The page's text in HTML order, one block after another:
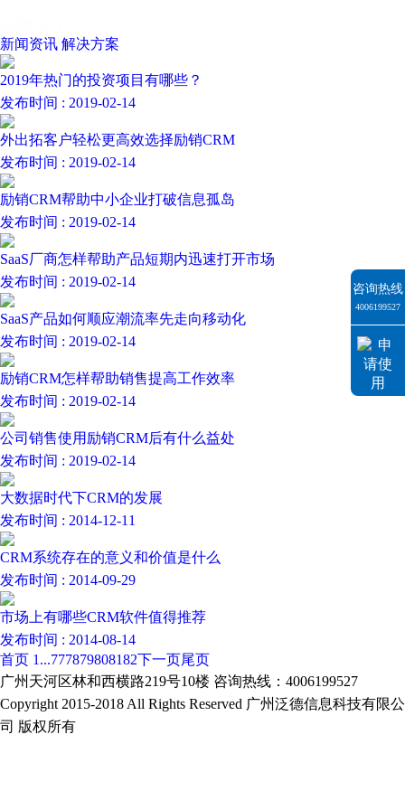
新闻资讯 解决方案
2019年热门的投资项目有哪些？
发布时间 : 2019-02-14
外出拓客户轻松更高效选择励销CRM
发布时间 : 2019-02-14
励销CRM帮助中小企业打破信息孤岛
发布时间 : 2019-02-14
SaaS厂商怎样帮助产品短期内迅速打开市场
发布时间 : 2019-02-14
SaaS产品如何顺应潮流率先走向移动化
发布时间 : 2019-02-14
励销CRM怎样帮助销售提高工作效率
发布时间 : 2019-02-14
公司销售使用励销CRM后有什么益处
发布时间 : 2019-02-14
大数据时代下CRM的发展
发布时间 : 2014-12-11
CRM系统存在的意义和价值是什么
发布时间 : 2014-09-29
市场上有哪些CRM软件值得推荐
发布时间 : 2014-08-14
首页 1 ...777879808182下一页尾页
广州天河区林和西横路219号10楼 咨询热线：4006199527
Copyright 2015-2018 All Rights Reserved 广州泛德信息科技有限公
司 版权所有
咨询热线
4006199527